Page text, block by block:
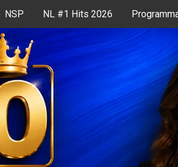
NSP NL #1 Hits 2026